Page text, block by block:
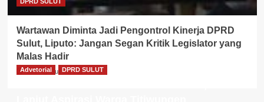
Wartawan Diminta Jadi Pengontrol Kinerja DPRD
Sulut, Liputo: Jangan Segan Kritik Legislator yang
Malas Hadir
villio Juli 28, 2026
Advetorial DPRD SULUT